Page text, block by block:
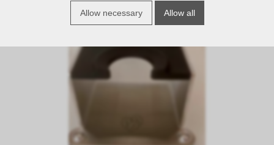
Allow necessary Allow all